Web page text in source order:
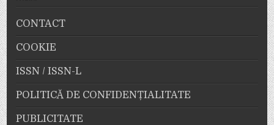
CONTACT
COOKIE
ISSN / ISSN-L
POLITICĂ DE CONFIDENȚIALITATE
PUBLICITATE